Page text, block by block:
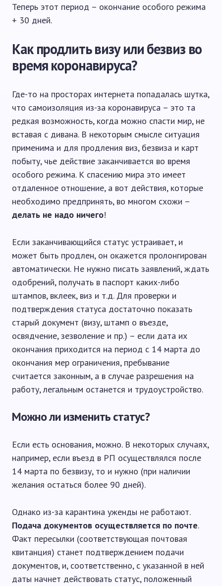
Теперь этот период – окончание особого режима
+ 30 дней.
Как продлить визу или безвиз во
время коронавируса?
Где-то на просторах интернета попадалась шутка,
что самоизоляция из-за коронавируса – это та
редкая возможность, когда можно спасти мир, не
вставая с дивана. В некоторым смысле ситуация
применима и для продления виз, безвиза и карт
побыту, чье действие заканчивается во время
особого режима. К спасению мира это имеет
отдаленное отношение, а вот действия, которые
необходимо предпринять, во многом схожи –
делать не надо ничего!
Если заканчивающийся статус устраивает, и
может быть продлен, он окажется пролонгирован
автоматически. Не нужно писать заявлений, ждать
одобрений, получать в паспорт каких-либо
штампов, вклеек, виз и т.д. Для проверки и
подтверждения статуса достаточно показать
старый документ (визу, штамп о въезде,
освядчение, зезволение и пр.) – если дата их
окончания приходится на период с 14 марта до
окончания мер ограничения, пребывание
считается законным, а в случае разрешения на
работу, легальным останется и трудоустройство.
Можно ли изменить статус?
Если есть основания, можно. В некоторых случаях,
например, если въезд в РП осуществлялся после
14 марта по безвизу, то и нужно (при наличии
желания остаться более 90 дней).
Однако из-за карантина уженды не работают.
Подача документов осуществляется по почте.
Факт пересылки (соответствующая почтовая
квитанция) станет подтверждением подачи
документов, и, соответственно, с указанной в ней
даты начнет действовать статус, положенный